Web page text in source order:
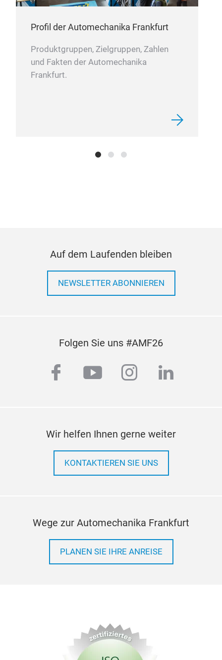
Profil der Automechanika Frankfurt
Produktgruppen, Zielgruppen, Zahlen
und Fakten der Automechanika
Frankfurt.
Auf dem Laufenden bleiben
NEWSLETTER ABONNIEREN
Folgen Sie uns #AMF26
facebook
youtubeinstagram
linkedin
Wir helfen Ihnen gerne weiter
KONTAKTIEREN SIE UNS
Wege zur Automechanika Frankfurt
PLANEN SIE IHRE ANREISE